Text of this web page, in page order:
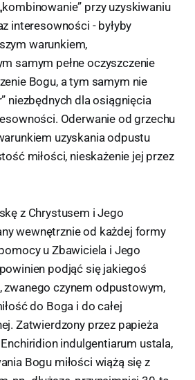
przy uzyskiwaniu
interesowności - byłyby
warunkiem,
samym pełne oczyszczenie
Bogu, a tym samym nie
niezbędnych dla osiągnięcia
Oderwanie od grzechu
uzyskania odpustu
miłości, nieskażenie jej przez
z Chrystusem i Jego
wewnętrznie od każdej formy
u Zbawiciela i Jego
podjąć się jakiegoś
zwanego czynem odpustowym,
do Boga i do całej
Zatwierdzony przez papieża
indulgentiarum ustala,
Bogu miłości wiążą się z